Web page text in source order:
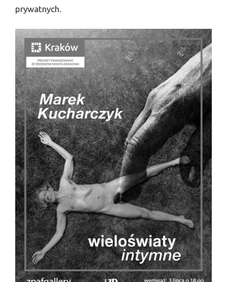
prywatnych.